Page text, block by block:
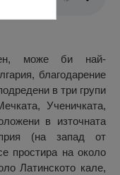
може би най-
благодарение
в три групи
Ученичката,
в източната
(на запад от
простира на около
Латинското кале,